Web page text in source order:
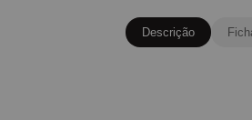
Descrição